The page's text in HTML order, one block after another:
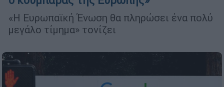
«Η Ευρωπαϊκή Ένωση θα πληρώσει ένα πολύ
μεγάλο τίμημα» τονίζει